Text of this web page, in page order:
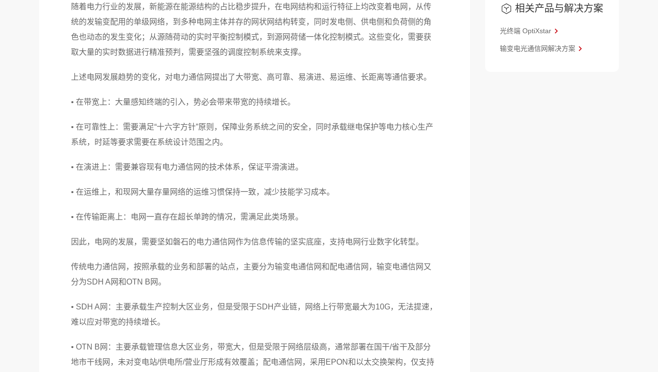
随着电力行业的发展，新能源在能源结构的占比稳步提升，在电网结构和运行特征上均改变着电网，从传
统的发输变配用的单级网络，到多种电网主体并存的网状网结构转变，同时发电侧、供电侧和负荷侧的角
色也动态的发生变化；从源随荷动的实时平衡控制模式，到源网荷储一体化控制模式。这些变化，需要获
取大量的实时数据进行精准预判，需要坚强的调度控制系统来支撑。
上述电网发展趋势的变化，对电力通信网提出了大带宽、高可靠、易演进、易运维、长距离等通信要求。
• 在带宽上：大量感知终端的引入，势必会带来带宽的持续增长。
• 在可靠性上：需要满足“十六字方针”原则，保障业务系统之间的安全，同时承载继电保护等电力核心生产
系统，时延等要求需要在系统设计范围之内。
• 在演进上：需要兼容现有电力通信网的技术体系，保证平滑演进。
• 在运维上，和现网大量存量网络的运维习惯保持一致，减少技能学习成本。
• 在传输距离上：电网一直存在超长单跨的情况，需满足此类场景。
因此，电网的发展，需要坚如磐石的电力通信网作为信息传输的坚实底座，支持电网行业数字化转型。
传统电力通信网，按照承载的业务和部署的站点，主要分为输变电通信网和配电通信网，输变电通信网又
分为SDH A网和OTN B网。
• SDH A网：主要承载生产控制大区业务，但是受限于SDH产业链，网络上行带宽最大为10G，无法提速，
难以应对带宽的持续增长。
• OTN B网：主要承载管理信息大区业务，带宽大，但是受限于网络层级高，通常部署在国干/省干及部分
地市干线网，未对变电站/供电所/营业厅形成有效覆盖；配电通信网，采用EPON和以太交换架构，仅支持
相关产品与解决方案
光终端 OptiXstar
输变电光通信网解决方案